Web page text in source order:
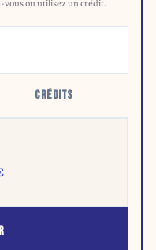
ou utilisez un crédit.
CRÉDITS